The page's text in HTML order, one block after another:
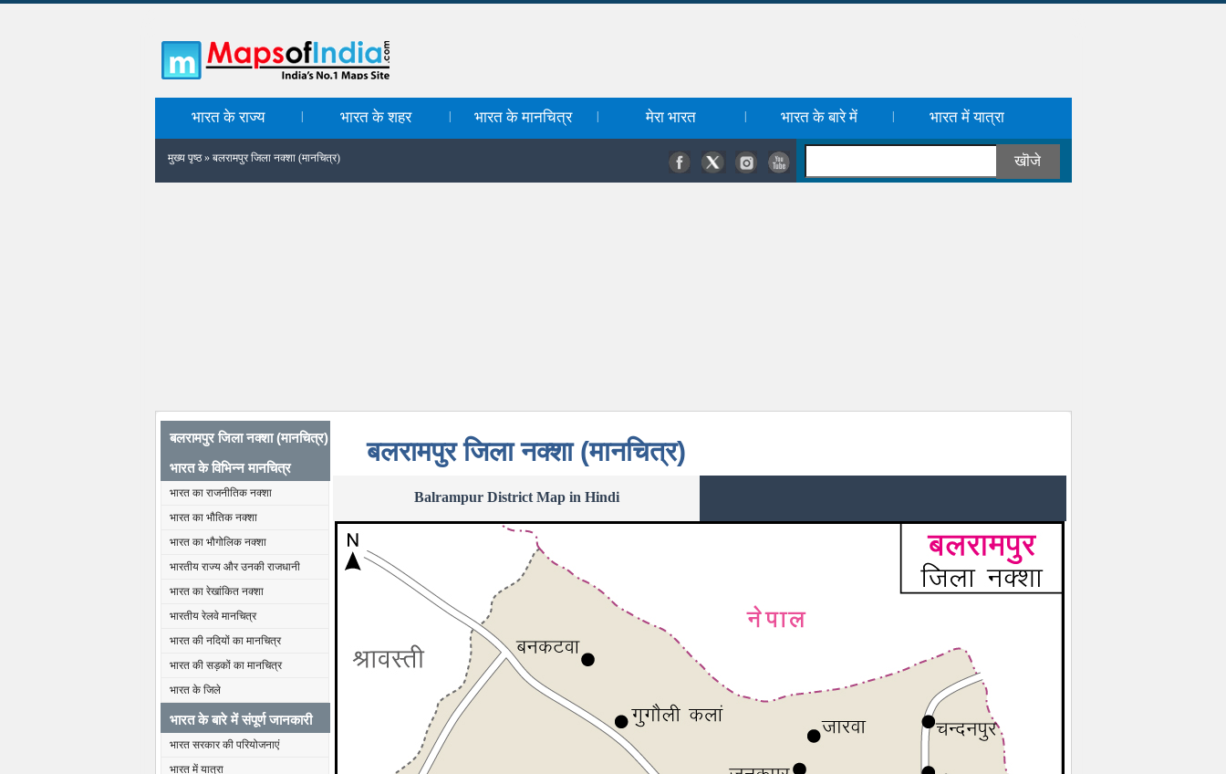
भारत के राज्य भारत के शहर भारत के मानचित्र मेरा भारत भारत के बारे में भारत में यात्रा
मुख्य पृष्ठ» बलरामपुर जिला नक्शा (मानचित्र)
बलरामपुर जिला नक्शा (मानचित्र)
भारत के विभिन्न मानचित्र
भारत का राजनीतिक नक्शा
भारत का भौतिक नक्शा
भारत का भौगोलिक नक्शा
भारतीय राज्य और उनकी राजधानी
भारत का रेखांकित नक्शा
भारतीय रेलवे मानचित्र
भारत की नदियों का मानचित्र
भारत की सड़कों का मानचित्र
भारत के जिले
भारत के बारे में संपूर्ण जानकारी
भारत सरकार की परियोजनाएं
भारत में यात्रा
बलरामपुर जिला नक्शा (मानचित्र)
Balrampur District Map in Hindi